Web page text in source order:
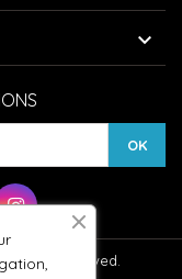

Reserved.